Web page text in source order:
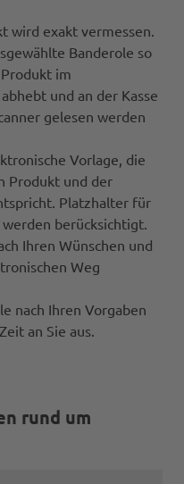
wird exakt vermessen.
Banderole so
im
und an der Kasse
gelesen werden
Vorlage, die
Produkt und der
Platzhalter für
berücksichtigt.
Ihren Wünschen und
Weg
nach Ihren Vorgaben
an Sie aus.
rund um